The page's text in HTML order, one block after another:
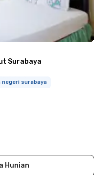
Surabaya
surabaya
Hunian